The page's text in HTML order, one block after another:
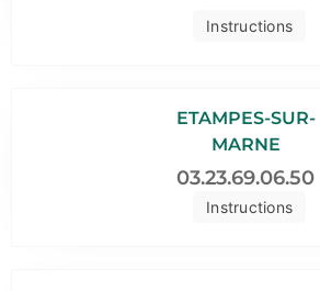
Instructions
Instructions
ETAMPES-SUR-
MARNE
03.23.69.06.50